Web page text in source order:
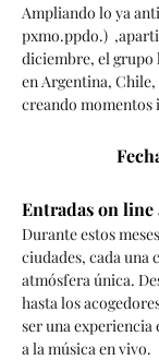
Ampliando lo ya
pxmo.ppdo.)
diciembre, el grupo
en Argentina, Chile,
creando momentos
Entradas on line
Durante estos
ciudades, cada una
atmósfera única.
hasta los
ser una experiencia
a la música en vivo.